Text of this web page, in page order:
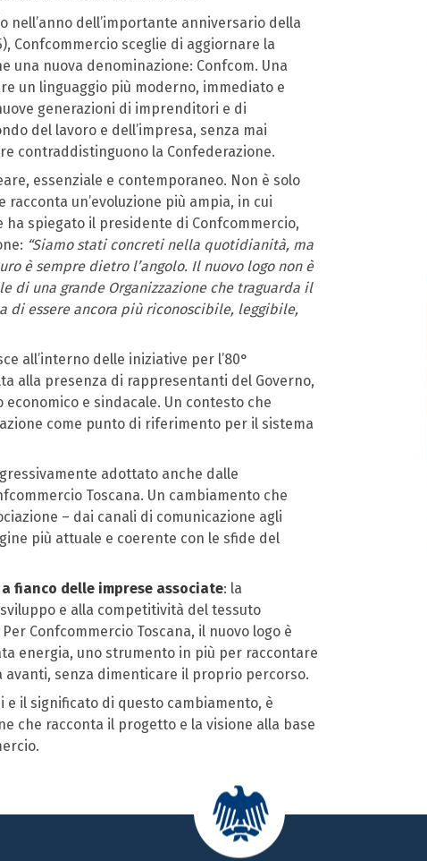
nell’anno dell’importante anniversario della
Confcommercio sceglie di aggiornare la
nuova denominazione: Confcom. Una
un linguaggio più moderno, immediato e
generazioni di imprenditori e di
del lavoro e dell’impresa, senza mai
contraddistinguono la Confederazione.
essenziale e contemporaneo. Non è solo
un’evoluzione più ampia, in cui
ha spiegato il presidente di Confcommercio,
“Siamo stati concreti nella quotidianità, ma
è sempre dietro l’angolo. Il nuovo logo non è
di una grande Organizzazione che traguarda il
di essere ancora più riconoscibile, leggibile,
all’interno delle iniziative per l’80°
alla presenza di rappresentanti del Governo,
e sindacale. Un contesto che
come punto di riferimento per il sistema
adottato anche dalle
Toscana. Un cambiamento che
– dai canali di comunicazione agli
più attuale e coerente con le sfide del
a fianco delle imprese associate: la
e alla competitività del tessuto
Confcommercio Toscana, il nuovo logo è
energia, uno strumento in più per raccontare
senza dimenticare il proprio percorso.
il significato di questo cambiamento, è
che racconta il progetto e la visione alla base